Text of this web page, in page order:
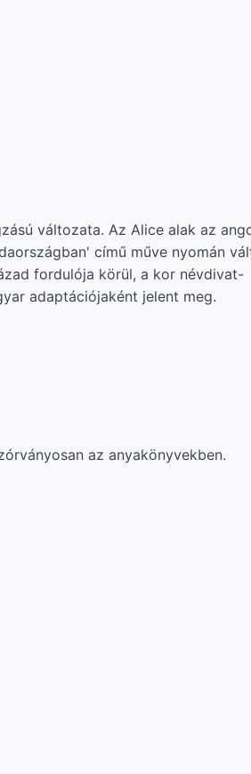
változata. Az Alice alak az
című műve nyomán
fordulója körül, a kor névdivat-
adaptációjaként jelent meg.
az anyakönyvekben.